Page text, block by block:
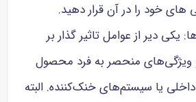
های خود را در آن قرار دهید.
یکی دیر از عوامل تاثیر گذار بر
منحصر به فرد محصول
یا سیستم‌های خنک‌کننده. البته